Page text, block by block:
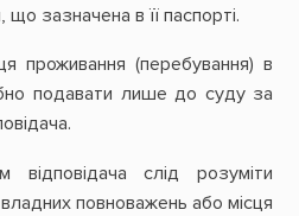
що зазначена в її паспорті.
проживання (перебування) в
подавати лише до суду за
відповідача слід розуміти
повноважень або місця